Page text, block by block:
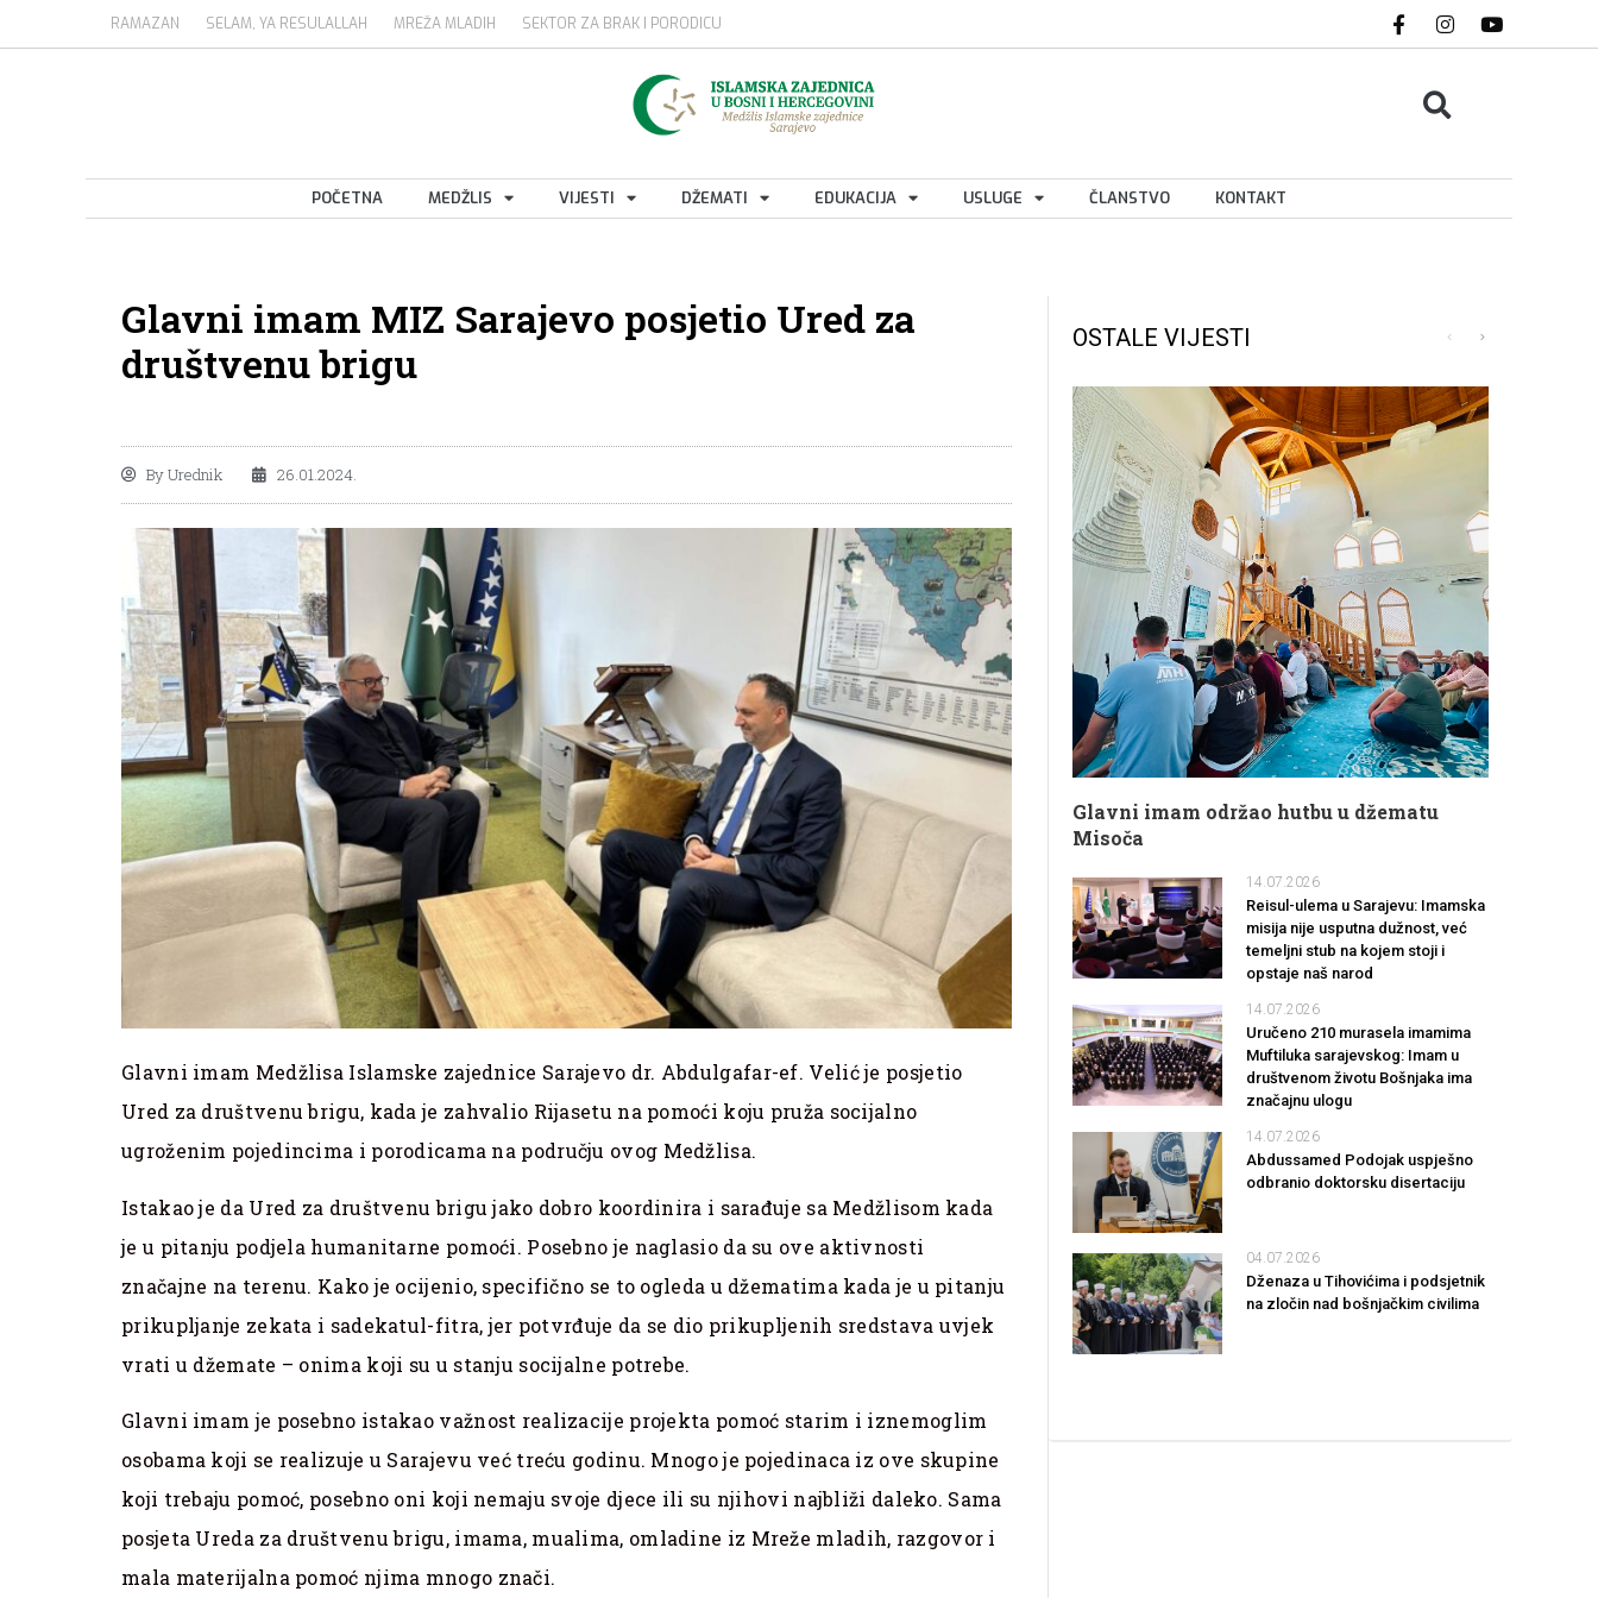
RAMAZAN SELAM, YA RESULALLAH MREŽA MLADIH SEKTOR ZA BRAK I PORODICU
POČETNA MEDŽLIS VIJESTI DŽEMATI EDUKACIJA USLUGE ČLANSTVO KONTAKT
Glavni imam MIZ Sarajevo posjetio Ured za
društvenu brigu
ByUrednik 26.01.2024.
Glavni imam Medžlisa Islamske zajednice Sarajevo dr. Abdulgafar-ef. Velić je posjetio
Ured za društvenu brigu, kada je zahvalio Rijasetu na pomoći koju pruža socijalno
ugroženim pojedincima i porodicama na području ovog Medžlisa.
Istakao je da Ured za društvenu brigu jako dobro koordinira i sarađuje sa Medžlisom kada
je u pitanju podjela humanitarne pomoći. Posebno je naglasio da su ove aktivnosti
značajne na terenu. Kako je ocijenio, specifično se to ogleda u džematima kada je u pitanju
prikupljanje zekata i sadekatul-fitra, jer potvrđuje da se dio prikupljenih sredstava uvjek
vrati u džemate – onima koji su u stanju socijalne potrebe.
Glavni imam je posebno istakao važnost realizacije projekta pomoć starim i iznemoglim
osobama koji se realizuje u Sarajevu već treću godinu. Mnogo je pojedinaca iz ove skupine
koji trebaju pomoć, posebno oni koji nemaju svoje djece ili su njihovi najbliži daleko. Sama
posjeta Ureda za društvenu brigu, imama, mualima, omladine iz Mreže mladih, razgovor i
mala materijalna pomoć njima mnogo znači.
OSTALE VIJESTI
Glavni imam održao hutbu u džematu
Misoča
14.07.2026
Reisul-ulema u Sarajevu: Imamska
misija nije usputna dužnost, već
temeljni stub na kojem stoji i
opstaje naš narod
14.07.2026
Uručeno 210 murasela imamima
Muftiluka sarajevskog: Imam u
društvenom životu Bošnjaka ima
značajnu ulogu
14.07.2026
Abdussamed Podojak uspješno
odbranio doktorsku disertaciju
04.07.2026
Dženaza u Tihovićima i podsjetnik
na zločin nad bošnjačkim civilima